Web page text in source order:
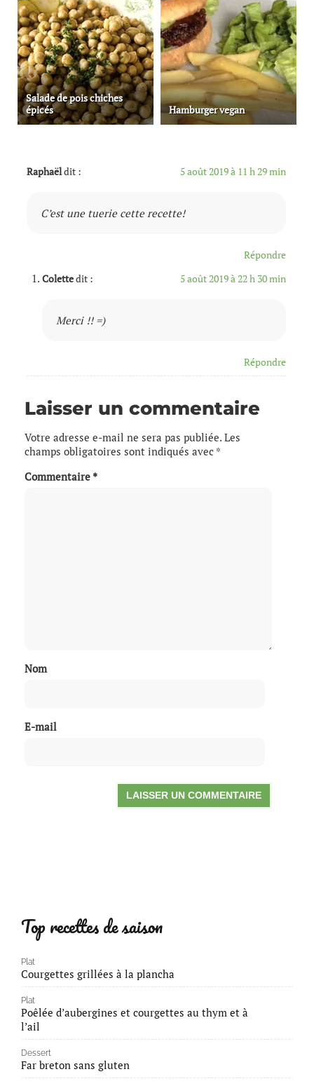
Salade de pois chiches
épicés
Hamburger vegan
Raphaëldit : 5 août 2019 à 11 h 29 min
C’est une tuerie cette recette!
Répondre
Colettedit : 5 août 2019 à 22 h 30 min
Merci !! =)
Répondre
Laisser un commentaire
Votre adresse e-mail ne sera pas publiée. Les
champs obligatoires sont indiqués avec *
Commentaire *
Nom
E-mail
Top recettes de saison
Plat
Courgettes grillées à la plancha
Plat
Poêlée d’aubergines et courgettes au thym et à
l’ail
Dessert
Far breton sans gluten